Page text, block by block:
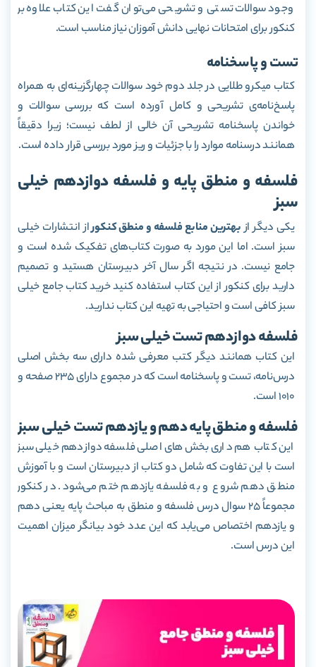
وجود سوالات تستی و تشریحی می‌توان گفت این کتاب علاوه بر
کنکور برای امتحانات نهایی دانش آموزان نیاز مناسب است.
تست و پاسخنامه
کتاب میکرو طلایی در جلد دوم خود سوالات چهارگزینه‌ای به همراه
پاسخ‌نامه‌ی تشریحی و کامل آورده است که بررسی سوالات و
خواندن پاسخنامه تشریحی آن خالی از لطف نیست؛ زیرا دقیقاً
همانند درسنامه موارد را با جزئیات و ریز مورد بررسی قرار داده است.
فلسفه و منطق پایه و فلسفه دوازدهم خیلی
سبز
یکی دیگر ازبهترین منابع فلسفه و منطق کنکوراز انتشارات خیلی
سبز است. اما این مورد به صورت کتاب‌های تفکیک شده است و
جامع نیست. در نتیجه اگر سال آخر دبیرستان هستید و تصمیم
دارید برای کنکور از این کتاب استفاده کنید خرید کتاب جامع خیلی
سبز کافی است و احتیاجی به تهیه این کتاب ندارید.
فلسفه دوازدهم تست خیلی سبز
این کتاب همانند دیگر کتب معرفی شده دارای سه بخش اصلی
درس‌نامه، تست و پاسخنامه است که در مجموع دارای 235 صفحه و
1010 است.
فلسفه و منطق پایه دهم و یازدهم تست خیلی سبز
این کتاب هم داری بخش‌های اصلی فلسفه دوازدهم خیلی سبز
است با این تفاوت که شامل دو کتاب از دبیرستان است و با آموزش
منطق دهم شروع و به فلسفه یازدهم ختم می‌شود. در کنکور
مجموعاً 25 سوال درس فلسفه و منطق به مباحث پایه یعنی دهم
و یازدهم اختصاص می‌یابد که این عدد خود بیانگر میزان اهمیت
این درس است.